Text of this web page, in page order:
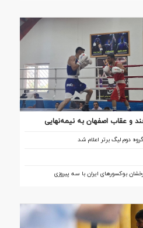
و عقاب اصفهان به نیمه‌نهایی
دوم لیگ برتر اعلام شد
بوکسورهای ایران با سه پیروزی